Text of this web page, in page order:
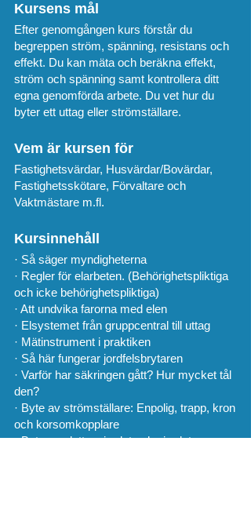
Kursens mål
Efter genomgången kurs förstår du
begreppen ström, spänning, resistans och
effekt. Du kan mäta och beräkna effekt,
ström och spänning samt kontrollera ditt
egna genomförda arbete. Du vet hur du
byter ett uttag eller strömställare.
Vem är kursen för
Fastighetsvärdar, Husvärdar/Bovärdar,
Fastighetsskötare, Förvaltare och
Vaktmästare m.fl.
Kursinnehåll
· Så säger myndigheterna
· Regler för elarbeten. (Behörighetspliktiga
och icke behörighetspliktiga)
· Att undvika farorna med elen
· Elsystemet från gruppcentral till uttag
· Mätinstrument i praktiken
· Så här fungerar jordfelsbrytaren
· Varför har säkringen gått? Hur mycket tål
den?
· Byte av strömställare: Enpolig, trapp, kron
och korsomkopplare
· Byte av eluttag, jordat och ojordat